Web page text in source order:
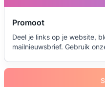
Promoot
Deel je links op je website,
mailnieuwsbrief. Gebruik